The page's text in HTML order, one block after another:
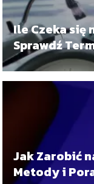
Ile Czeka się
Sprawdź
Jak Zarobić
Metody i